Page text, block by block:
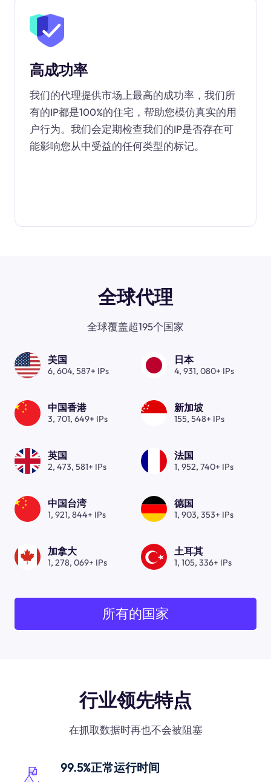
高成功率
我们的代理提供市场上最高的成功率，我们所
有的IP都是100%的住宅，帮助您模仿真实的用
户行为。我们会定期检查我们的IP是否存在可
能影响您从中受益的任何类型的标记。
全球代理
全球覆盖超195个国家
美国
6, 604, 587+ IPs
日本
4, 931, 080+ IPs
中国香港
3, 701, 649+ IPs
新加坡
155, 548+ IPs
英国
2, 473, 581+ IPs
法国
1, 952, 740+ IPs
中国台湾
1, 921, 844+ IPs
德国
1, 903, 353+ IPs
加拿大
1, 278, 069+ IPs
土耳其
1, 105, 336+ IPs
所有的国家
行业领先特点
在抓取数据时再也不会被阻塞
99.5%正常运行时间